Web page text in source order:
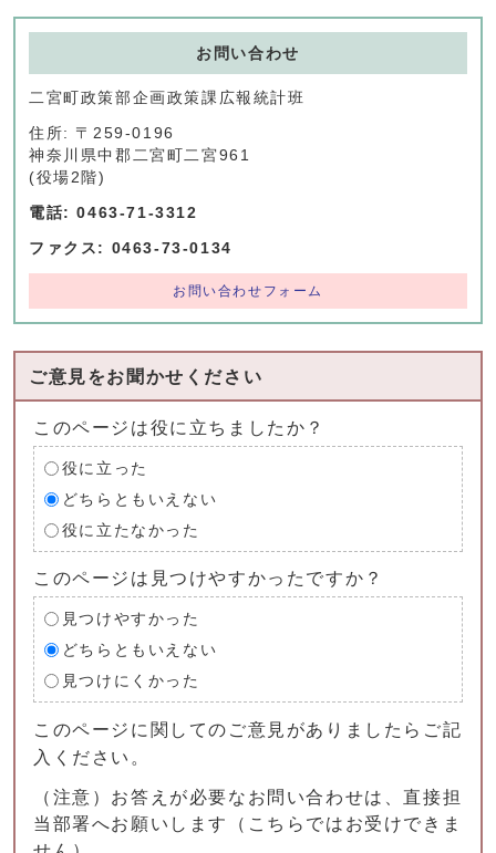
お問い合わせ
二宮町政策部企画政策課広報統計班
住所: 〒259-0196
神奈川県中郡二宮町二宮961
(役場2階)
電話: 0463-71-3312
ファクス: 0463-73-0134
お問い合わせフォーム
ご意見をお聞かせください
このページは役に立ちましたか？
役に立った
どちらともいえない
役に立たなかった
このページは見つけやすかったですか？
見つけやすかった
どちらともいえない
見つけにくかった
このページに関してのご意見がありましたらご記
入ください。
（注意）お答えが必要なお問い合わせは、直接担
当部署へお願いします（こちらではお受けできま